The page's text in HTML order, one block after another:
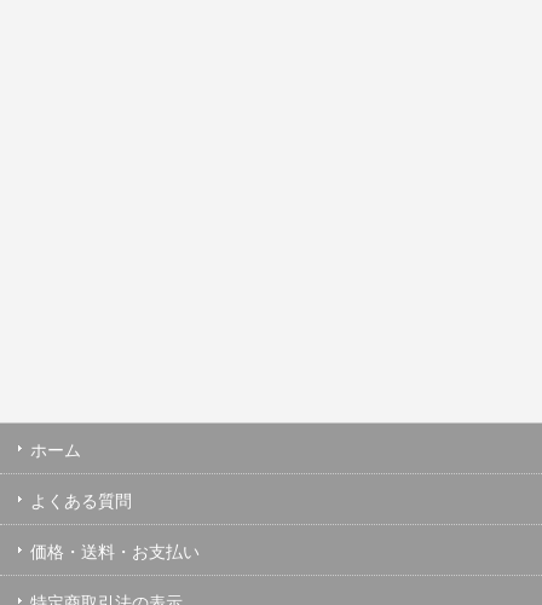
ホーム
よくある質問
価格・送料・お支払い